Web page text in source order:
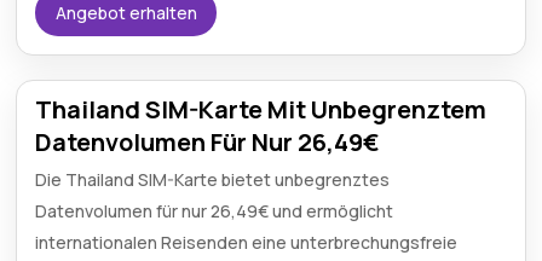
Angebot erhalten
Thailand SIM-Karte Mit Unbegrenztem
Datenvolumen Für Nur 26,49€
Die Thailand SIM-Karte bietet unbegrenztes
Datenvolumen für nur 26,49€ und ermöglicht
internationalen Reisenden eine unterbrechungsfreie